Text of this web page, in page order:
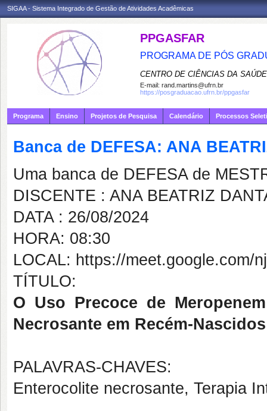
SIGAA - Sistema Integrado de Gestão de Atividades Acadêmicas
PPGASFAR
PROGRAMA DE PÓS
CENTRO DE CIÊNCIAS DA SAÚDE
E-mail: rand.martins@ufrn.br
https://posgraduacao.ufrn.br/ppgasfar
Programa Ensino Projetos de Pesquisa Calendário Processos
Banca de DEFESA: ANA
Uma banca de DEFESA de
DISCENTE : ANA BEATRIZ
DATA : 26/08/2024
HORA: 08:30
LOCAL: https://meet.google.com/
TÍTULO:
O Uso Precoce de
Necrosante em Recém-
PALAVRAS-CHAVES:
Enterocolite necrosante, Terapia